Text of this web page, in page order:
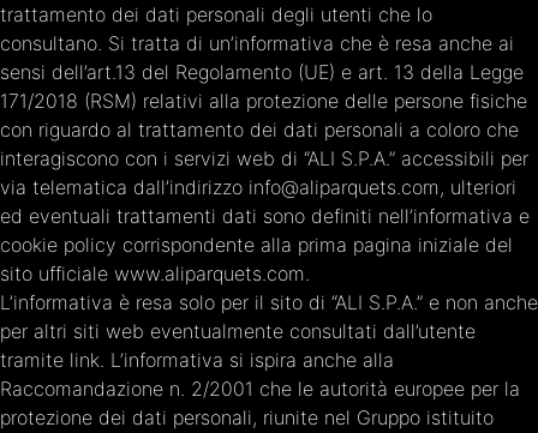
trattamento dei dati personali degli utenti che lo
consultano. Si tratta di un’informativa che è resa anche ai
sensi dell’art.13 del Regolamento (UE) e art. 13 della Legge
171/2018 (RSM) relativi alla protezione delle persone fisiche
con riguardo al trattamento dei dati personali a coloro che
interagiscono con i servizi web di “ALI S.P.A.” accessibili per
via telematica dall’indirizzo info@aliparquets.com, ulteriori
ed eventuali trattamenti dati sono definiti nell’informativa e
cookie policy corrispondente alla prima pagina iniziale del
sito ufficiale www.aliparquets.com.
L’informativa è resa solo per il sito di “ALI S.P.A.” e non anche
per altri siti web eventualmente consultati dall’utente
tramite link. L’informativa si ispira anche alla
Raccomandazione n. 2/2001 che le autorità europee per la
protezione dei dati personali, riunite nel Gruppo istituito